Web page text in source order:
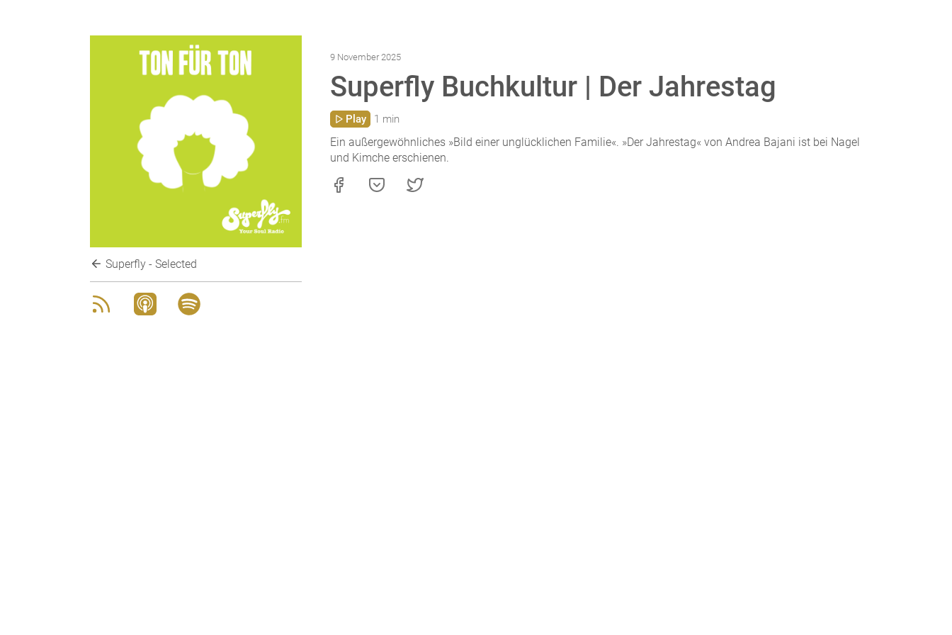
Superfly - Selected
9 November 2025
Superfly Buchkultur | Der Jahrestag
Play 1 min
Ein außergewöhnliches »Bild einer unglücklichen Familie«. »Der Jahrestag« von Andrea Bajani ist bei Nagel
und Kimche erschienen.